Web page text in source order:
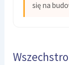
się na